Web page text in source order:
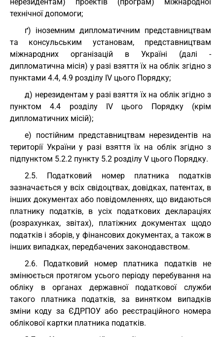
технічної допомоги;
ґ) іноземним дипломатичним представництвам
та консульським установам, представництвам
міжнародних організацій в Україні (далі -
дипломатична місія) у разі взяття їх на облік згідно з
пунктами 4.4, 4.9 розділу IV цього Порядку;
д) нерезидентам у разі взяття їх на облік згідно з
пунктом 4.4 розділу IV цього Порядку (крім
дипломатичних місій);
е) постійним представництвам нерезидентів на
території України у разі взяття їх на облік згідно з
підпунктом 5.2.2 пункту 5.2 розділу V цього Порядку.
2.5. Податковий номер платника податків
зазначається у всіх свідоцтвах, довідках, патентах, в
інших документах або повідомленнях, що видаються
платнику податків, в усіх податкових деклараціях
(розрахунках, звітах), платіжних документах щодо
податків і зборів, у фінансових документах, а також в
інших випадках, передбачених законодавством.
2.6. Податковий номер платника податків не
змінюється протягом усього періоду перебування на
обліку в органах державної податкової служби
такого платника податків, за винятком випадків
зміни коду за ЄДРПОУ або реєстраційного номера
облікової картки платника податків.